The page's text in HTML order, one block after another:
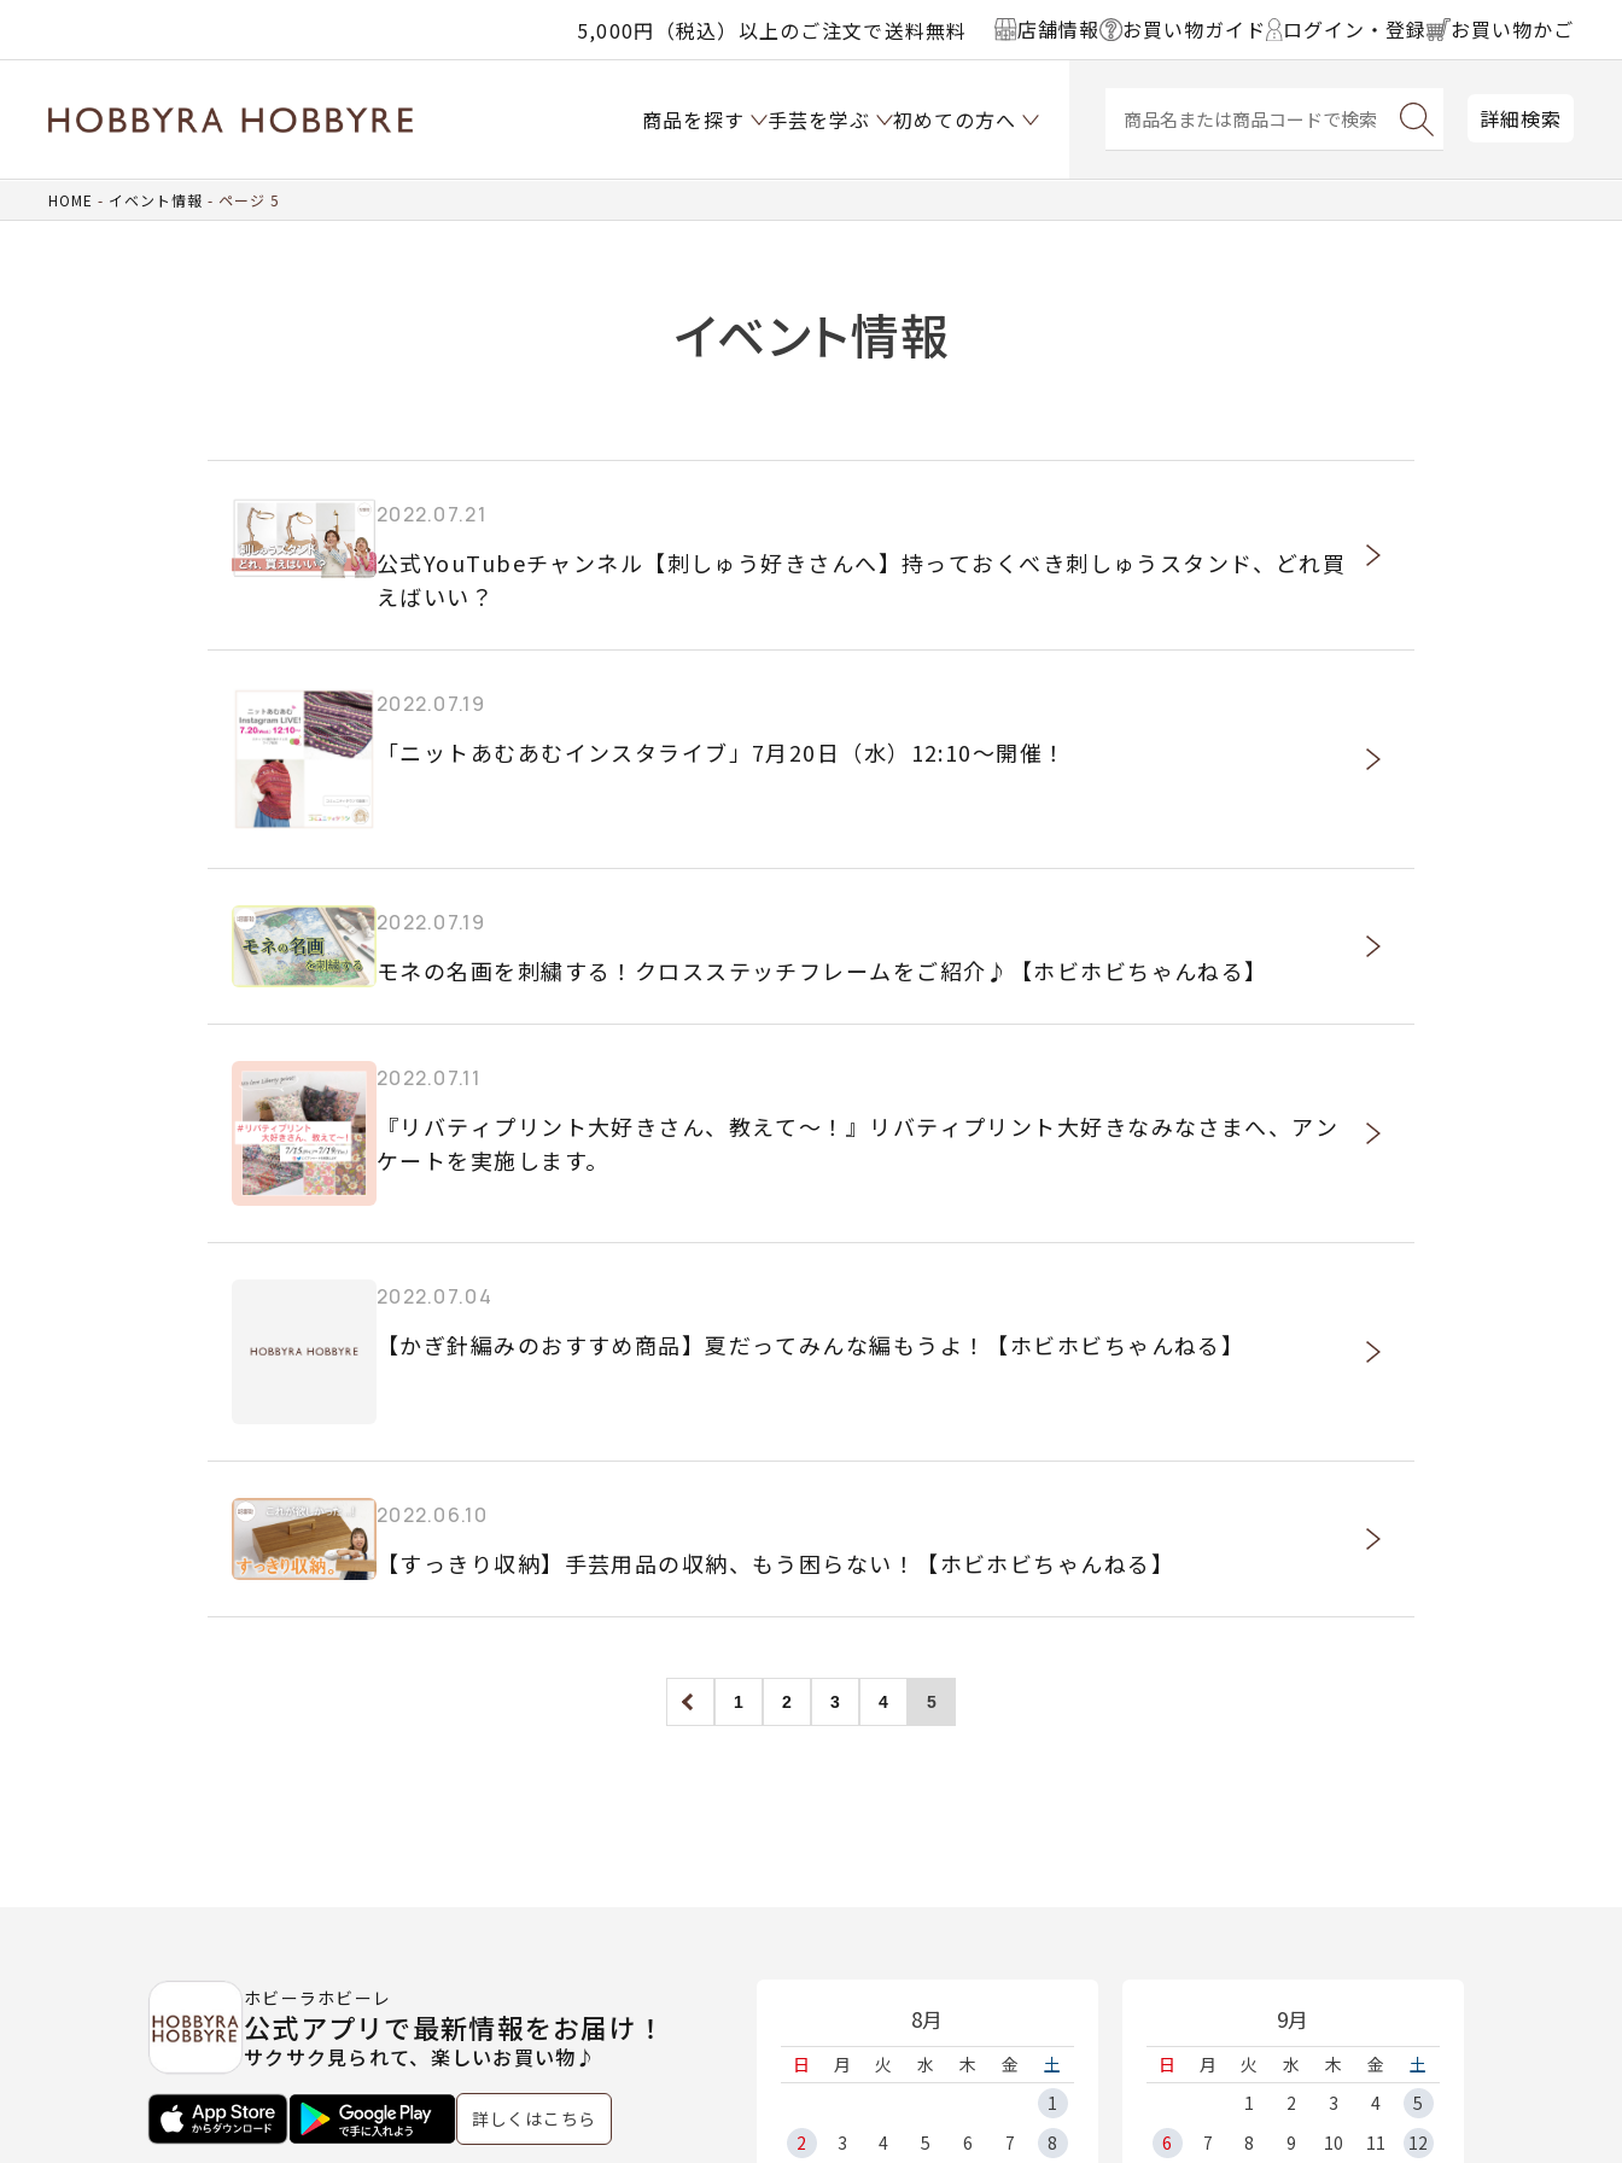
5,000円（税込）以上のご注文で送料無料 店舗情報 お買い物ガイド ログイン・登録 お買い物かご
商品を探す 手芸を学ぶ 初めての方へ 詳細検索
HOME イベント情報 ページ 5
イベント情報
2022.07.21
公式YouTubeチャンネル【刺しゅう好きさんへ】持っておくべき刺しゅうスタンド、どれ買
えばいい？
2022.07.19
「ニットあむあむインスタライブ」7月20日（水）12:10～開催！
2022.07.19
モネの名画を刺繍する！クロスステッチフレームをご紹介♪【ホビホビちゃんねる】
2022.07.11
『リバティプリント大好きさん、教えて～！』リバティプリント大好きなみなさまへ、アン
ケートを実施します。
2022.07.04
【かぎ針編みのおすすめ商品】夏だってみんな編もうよ！【ホビホビちゃんねる】
2022.06.10
【すっきり収納】手芸用品の収納、もう困らない！【ホビホビちゃんねる】
1 2 3 4 5
8月
日 月 火 水 木 金
土
1
2
3 4 5 6 7 8
9月
日 月 火 水 木 金
土
1
2 3 4
5
6
7 8 9 10 11 12
ホビーラホビーレ
公式アプリで最新情報をお届け！
サクサク見られて、楽しいお買い物♪
詳しくはこちら